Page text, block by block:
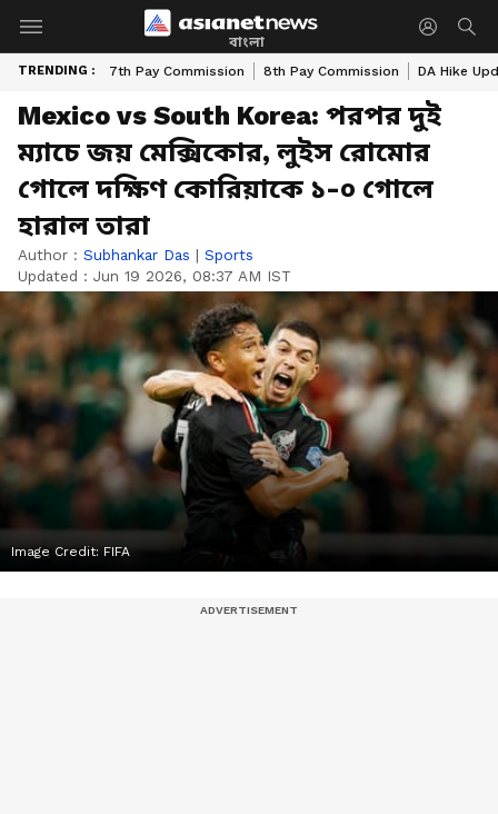
বাংলা
TRENDING : 7th Pay Commission 8th Pay Commission DA Hike
Mexico vs South Korea: পরপর দুই
ম্যাচে জয় মেক্সিকোর, লুইস রোমোর
গোলে দক্ষিণ কোরিয়াকে ১-০ গোলে
হারাল তারা
Author : Subhankar Das | Sports
Updated : Jun 19 2026, 08:37 AM IST
Image Credit: FIFA